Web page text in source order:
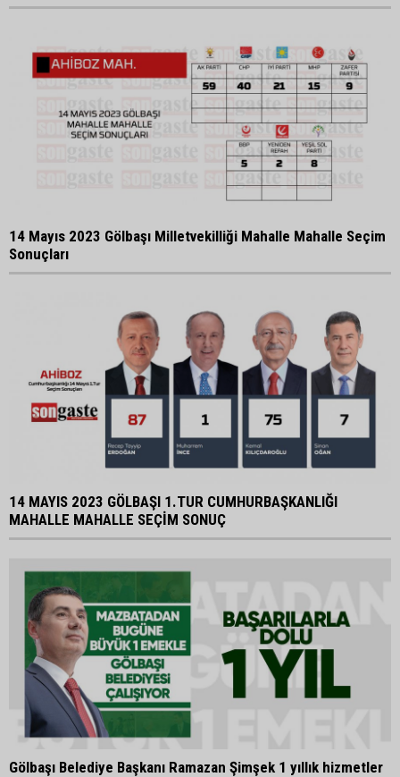
14 Mayıs 2023 Gölbaşı Milletvekilliği Mahalle Mahalle Seçim
Sonuçları
14 MAYIS 2023 GÖLBAŞI 1.TUR CUMHURBAŞKANLIĞI
MAHALLE MAHALLE SEÇİM SONUÇ
Gölbaşı Belediye Başkanı Ramazan Şimşek 1 yıllık hizmetler